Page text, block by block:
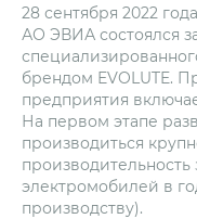
28 сентября 2022
АО ЭВИА состоялся
брендом EVOLUTE.
предприятия
На первом этапе
производиться
электромобилей в
производству).